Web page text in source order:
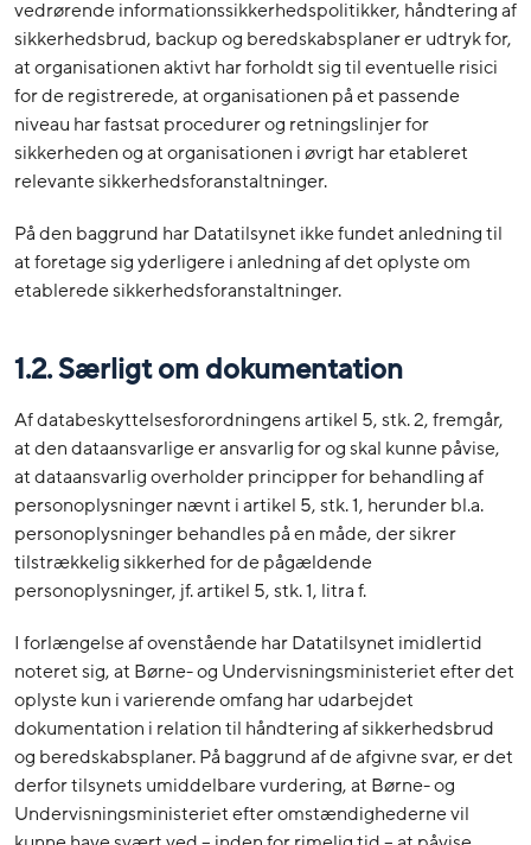
vedrørende informationssikkerhedspolitikker, håndtering af
sikkerhedsbrud, backup og beredskabsplaner er udtryk for,
at organisationen aktivt har forholdt sig til eventuelle risici
for de registrerede, at organisationen på et passende
niveau har fastsat procedurer og retningslinjer for
sikkerheden og at organisationen i øvrigt har etableret
relevante sikkerhedsforanstaltninger.
På den baggrund har Datatilsynet ikke fundet anledning til
at foretage sig yderligere i anledning af det oplyste om
etablerede sikkerhedsforanstaltninger.
1.2. Særligt om dokumentation
Af databeskyttelsesforordningens artikel 5, stk. 2, fremgår,
at den dataansvarlige er ansvarlig for og skal kunne påvise,
at dataansvarlig overholder principper for behandling af
personoplysninger nævnt i artikel 5, stk. 1, herunder bl.a.
personoplysninger behandles på en måde, der sikrer
tilstrækkelig sikkerhed for de pågældende
personoplysninger, jf. artikel 5, stk. 1, litra f.
I forlængelse af ovenstående har Datatilsynet imidlertid
noteret sig, at Børne- og Undervisningsministeriet efter det
oplyste kun i varierende omfang har udarbejdet
dokumentation i relation til håndtering af sikkerhedsbrud
og beredskabsplaner. På baggrund af de afgivne svar, er det
derfor tilsynets umiddelbare vurdering, at Børne- og
Undervisningsministeriet efter omstændighederne vil